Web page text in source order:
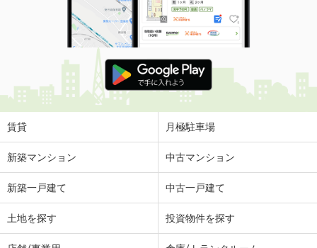
賃貸 月極駐車場
新築マンション 中古マンション
新築一戸建て 中古一戸建て
土地を探す 投資物件を探す